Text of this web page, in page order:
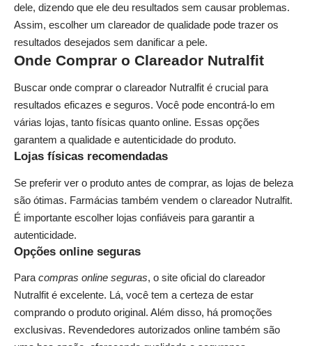
dele, dizendo que ele deu resultados sem causar problemas.
Assim, escolher um clareador de qualidade pode trazer os
resultados desejados sem danificar a pele.
Onde Comprar o Clareador Nutralfit
Buscar onde comprar o clareador Nutralfit é crucial para
resultados eficazes e seguros. Você pode encontrá-lo em
várias lojas, tanto físicas quanto online. Essas opções
garantem a qualidade e autenticidade do produto.
Lojas físicas recomendadas
Se preferir ver o produto antes de comprar, as lojas de beleza
são ótimas. Farmácias também vendem o clareador Nutralfit.
É importante escolher lojas confiáveis para garantir a
autenticidade.
Opções online seguras
Para compras online seguras, o site oficial do clareador
Nutralfit é excelente. Lá, você tem a certeza de estar
comprando o produto original. Além disso, há promoções
exclusivas. Revendedores autorizados online também são